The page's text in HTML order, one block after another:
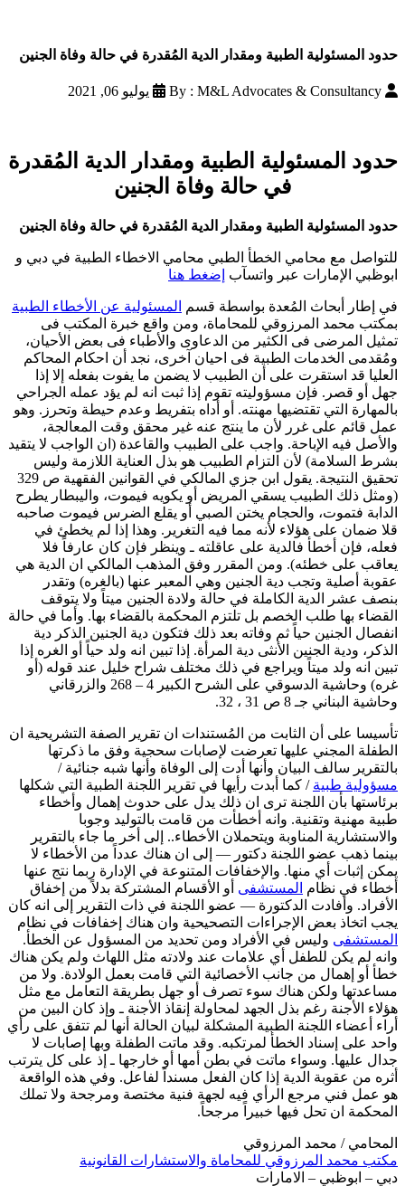
حدود المسئولية الطبية ومقدار الدية المُقدرة في حالة وفاة الجنين
By : M&L Advocates & Consultancy يوليو 06, 2021
حدود المسئولية الطبية ومقدار الدية المُقدرة
في حالة وفاة الجنين
حدود المسئولية الطبية ومقدار الدية المُقدرة في حالة وفاة الجنين
للتواصل مع محامي الخطأ الطبي محامي الاخطاء الطبية في دبي و
ابوظبي الإمارات عبر واتسآب إضغط هنا
في إطار أبحاث المُعدة بواسطة قسم
المسئولية عن الأخطاء الطبية
بمكتب محمد المرزوقي للمحاماة، ومن واقع خبرة المكتب فى
تمثيل المرضى فى الكثير من الدعاوى والأطباء فى بعض الأحيان،
ومُقدمى الخدمات الطبية فى احيان آخرى، نجد أن احكام المحاكم
العليا قد استقرت على أن الطبيب لا يضمن ما يفوت بفعله إلا إذا
جهل أو قصر. فإن مسؤوليته تقوم إذا ثبت انه لم يؤد عمله الجراحي
بالمهارة التي تقتضيها مهنته. أو أداه بتفريط وعدم حيطة وتحرز. وهو
عمل قائم على غرر لأن ما ينتج عنه غير محقق وقت المعالجة،
والأصل فيه الإباحة. واجب على الطبيب والقاعدة (ان الواجب لا يتقيد
بشرط السلامة) لأن التزام الطبيب هو بذل العناية اللازمة وليس
تحقيق النتيجة. يقول ابن جزي المالكي في القوانين الفقهية ص 329
(ومثل ذلك الطبيب يسقي المريض أو يكويه فيموت، واليبطار يطرح
الدابة فتموت، والحجام يختن الصبي أو يقلع الضرس فيموت صاحبه
قلا ضمان على هؤلاء لأنه مما فيه التغرير. وهذا إذا لم يخطئ في
فعله، فإن أخطأ فالدية على عاقلته ـ وينظر فإن كان عارفاً فلا
يعاقب على خطئه). ومن المقرر وفق المذهب المالكي ان الدية هي
عقوبة أصلية وتجب دية الجنين وهي المعبر عنها (بالغره) وتقدر
بنصف عشر الدية الكاملة في حالة ولادة الجنين ميتاً ولا يتوقف
القضاء بها طلب الخصم بل تلتزم المحكمة بالقضاء بها. وأما في حالة
انفصال الجنين حياً ثم وفاته بعد ذلك فتكون دية الجنين الذكر دية
الذكر، ودية الجنين الأنثى دية المرأة. إذا تبين انه ولد حياً أو الغره إذا
تبين انه ولد ميتاً ويراجع في ذلك مختلف شراح خليل عند قوله (أو
غره) وحاشية الدسوقي على الشرح الكبير 4 – 268 والزرقاني
وحاشية البناني جـ 8 ص 31 ، 32.
تأسيسا على أن الثابت من المُستندات ان تقرير الصفة التشريحية ان
الطفلة المجني عليها تعرضت لإصابات سحجية وفق ما ذكرتها
بالتقرير سالف البيان وأنها أدت إلى الوفاة وأنها شبه جنائية /
مسؤولية طبية / كما أبدت رأيها في تقرير اللجنة الطبية التي شكلها
برئاستها بأن اللجنة ترى ان ذلك يدل على حدوث إهمال وأخطاء
طبية مهنية وتقنية. وانه أخطأت من قامت بالتوليد وجوبا
والاستشارية المناوبة ويتحملان الأخطاء.. إلى أخر ما جاء بالتقرير
بينما ذهب عضو اللجنة دكتور — إلى ان هناك عدداً من الأخطاء لا
يمكن إثبات أي منها. والإخفافات المتنوعة في الإدارة ربما نتج عنها
أخطاء في نظام المستشفى أو الأقسام المشتركة بدلاً من إخفاق
الأفراد. وأفادت الدكتورة — عضو اللجنة في ذات التقرير إلى انه كان
يجب اتخاذ بعض الإجراءات التصحيحية وان هناك إخفافات في نظام
المستشفى وليس في الأفراد ومن تحديد من المسؤول عن الخطأ.
وانه لم يكن للطفل أي علامات عند ولادته مثل اللهاث ولم يكن هناك
خطأ أو إهمال من جانب الأخصائية التي قامت بعمل الولادة. ولا من
مساعدتها ولكن هناك سوء تصرف أو جهل بطريقة التعامل مع مثل
هؤلاء الأجنة رغم بذل الجهد لمحاولة إنقاذ الأجنة ـ وإذ كان البين من
أراء أعضاء اللجنة الطبية المشكلة لبيان الحالة أنها لم تتفق على رأي
واحد على إسناد الخطأ لمرتكبه. وقد ماتت الطفلة وبها إصابات لا
جدال عليها. وسواء ماتت في بطن أمها أو خارجها ـ إذ على كل يترتب
أثره من عقوبة الدية إذا كان الفعل مسنداً لفاعل. وفي هذه الواقعة
هو عمل فني مرجع الرأي فيه لجهة فنية مختصة ومرجحة ولا تملك
المحكمة ان تحل فيها خبيراً مرجحاً.
المحامي / محمد المرزوقي
مكتب محمد المرزوقي للمحاماة والاستشارات القانونية
دبي – ابوظبي – الامارات